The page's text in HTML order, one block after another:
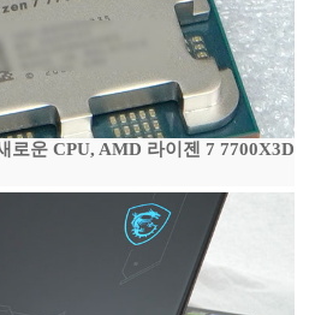
로운 CPU, AMD 라이젠 7 7700X3D